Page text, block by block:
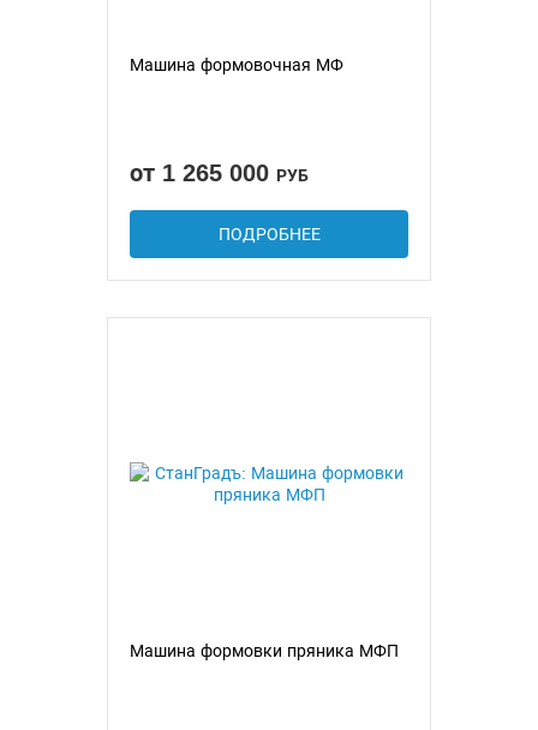
Машина формовочная МФ
от 1 265 000 РУБ
ПОДРОБНЕЕ
Машина формовки пряника МФП